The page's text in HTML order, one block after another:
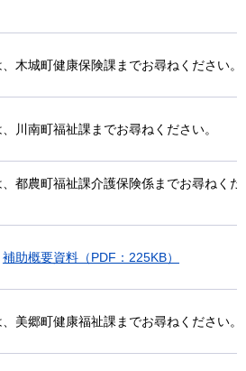
木城町健康保険課までお尋ねください。
川南町福祉課までお尋ねください。
都農町福祉課介護保険係までお尋ねくだ
補助概要資料（PDF：225KB）
美郷町健康福祉課までお尋ねください。